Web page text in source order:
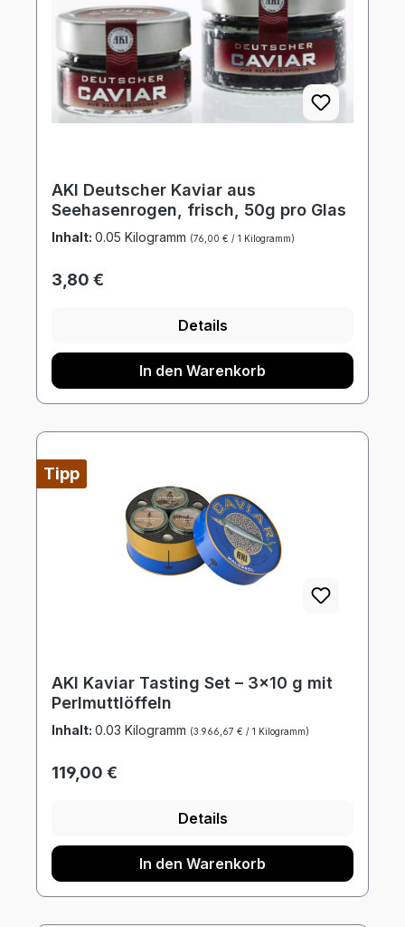
AKI Deutscher Kaviar aus
Seehasenrogen, frisch, 50g pro Glas
Inhalt: 0.05 Kilogramm (76,00 € / 1 Kilogramm)
Regulärer Preis:
3,80 €
Details
In den Warenkorb
Tipp
AKI Kaviar Tasting Set – 3×10 g mit
Perlmuttlöffeln
Inhalt: 0.03 Kilogramm (3.966,67 € / 1 Kilogramm)
Regulärer Preis:
119,00 €
Details
In den Warenkorb